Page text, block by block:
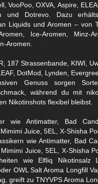
VooPoo, OXVA, Aspire,
und Dotrevo. Dazu
Liquids und Aromen – von
Ice-Aromen, Minz-
Aromen.
Genuss sorgen
während du mit
Nikotinshots flexibel bleibst.
wie Antimatter, Bad
Juice, 5EL, X-Shisha
wie Elfliq Nikotinsalz
OWL Salt Aroma Longfill
greift zu TNYVPS Aroma